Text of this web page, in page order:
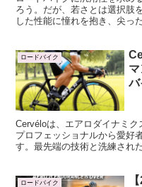
ろう。だが、若さとは選択肢
した性能に憧れを抱き、尖っ
ロードバイク
バ
Cervéloは、エアロダイナミク
プロフェッショナルから愛好
す。最先端の技術と洗練され
ロードバイク